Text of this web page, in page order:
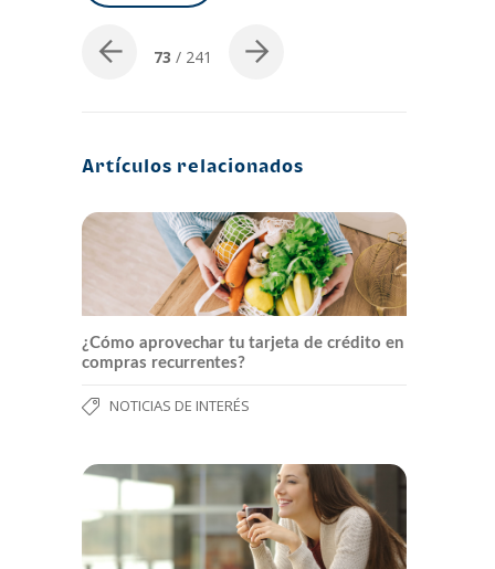
73 / 241
Artículos relacionados
¿Cómo aprovechar tu tarjeta de crédito en
compras recurrentes?
NOTICIAS DE INTERÉS